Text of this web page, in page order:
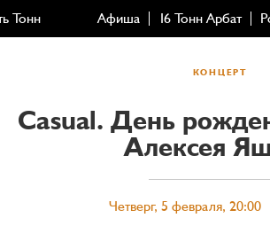
Тонн Афиша 16 Тонн Арбат
КОНЦЕРТ
Casual. День
Алексея
Четверг, 5 февраля, 20:00